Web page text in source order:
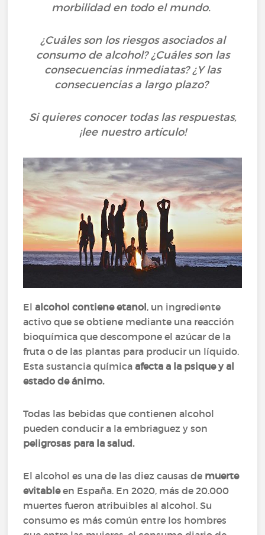
morbilidad en todo el mundo.
¿Cuáles son los riesgos asociados al
consumo de alcohol? ¿Cuáles son las
consecuencias inmediatas? ¿Y las
consecuencias a largo plazo?
Si quieres conocer todas las respuestas,
¡lee nuestro artículo!
Elalcohol contiene etanol, un ingrediente
activo que se obtiene mediante una reacción
bioquímica que descompone el azúcar de la
fruta o de las plantas para producir un líquido.
Esta sustancia químicaafecta a la psique y al
estado de ánimo.
Todas las bebidas que contienen alcohol
pueden conducir a la embriaguez y son
peligrosas para la salud.
El alcohol es una de las diez causas de muerte
evitableen España. En 2020, más de 20.000
muertes fueron atribuibles al alcohol. Su
consumo es más común entre los hombres